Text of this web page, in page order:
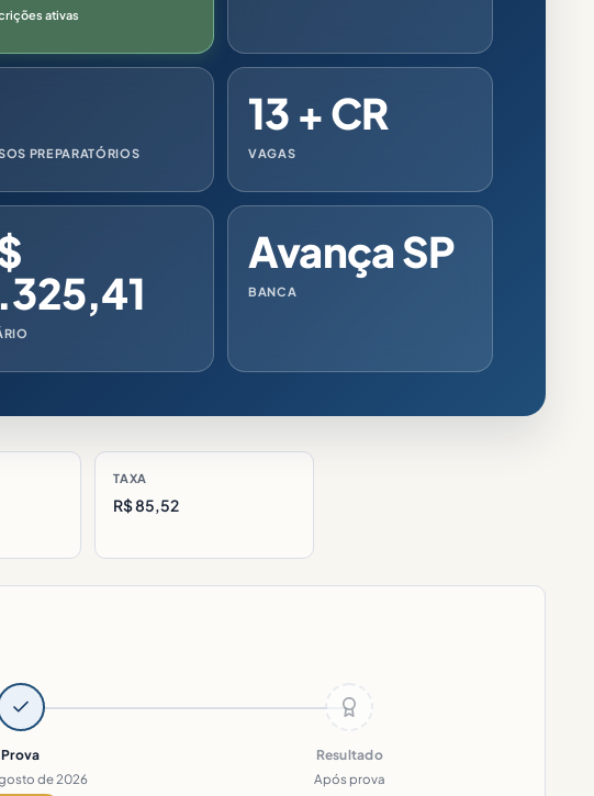
ativas
PREPARATÓRIOS
13 + CR
VAGAS
Avança SP
BANCA
TAXA
R$ 85,52
Prova
de 2026
Resultado
Após prova